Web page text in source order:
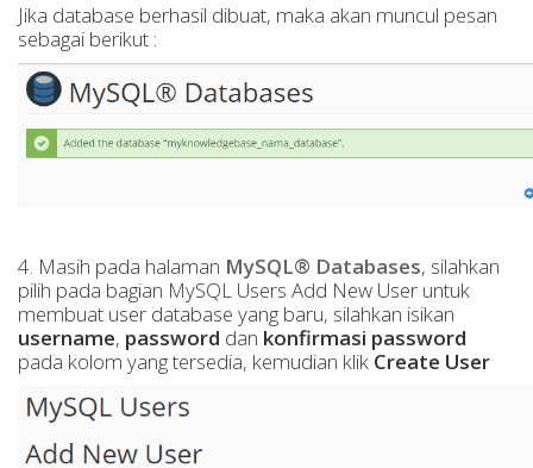
Jika database berhasil dibuat, maka akan muncul pesan
sebagai berikut :
4. Masih pada halaman MySQL® Databases, silahkan
pilih pada bagian MySQL Users Add New User untuk
membuat user database yang baru, silahkan isikan
username, password dan konfirmasi password
pada kolom yang tersedia, kemudian klik Create User